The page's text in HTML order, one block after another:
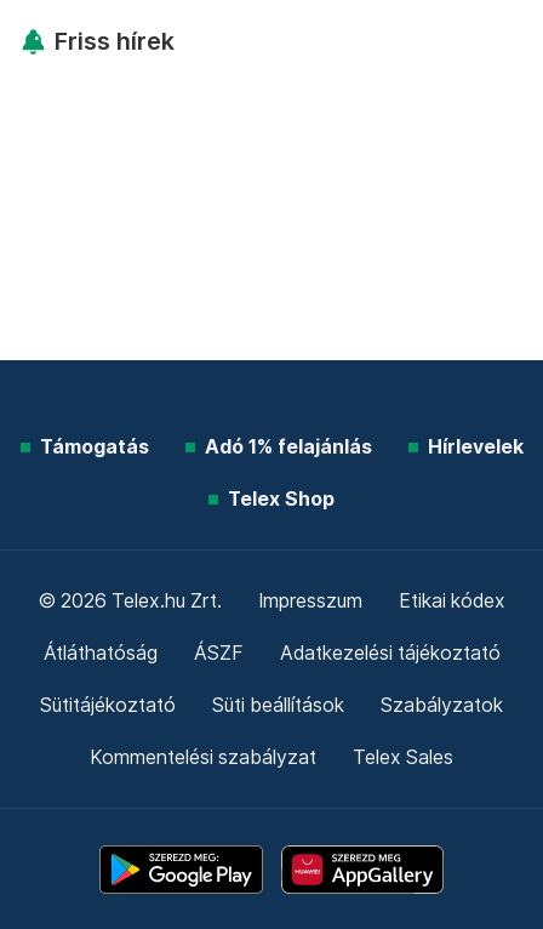
Friss hírek
Támogatás Adó 1% felajánlás Hírlevelek
Telex Shop
© 2026 Telex.hu Zrt. Impresszum Etikai kódex
Átláthatóság ÁSZF Adatkezelési tájékoztató
Sütitájékoztató Süti beállítások Szabályzatok
Kommentelési szabályzat Telex Sales